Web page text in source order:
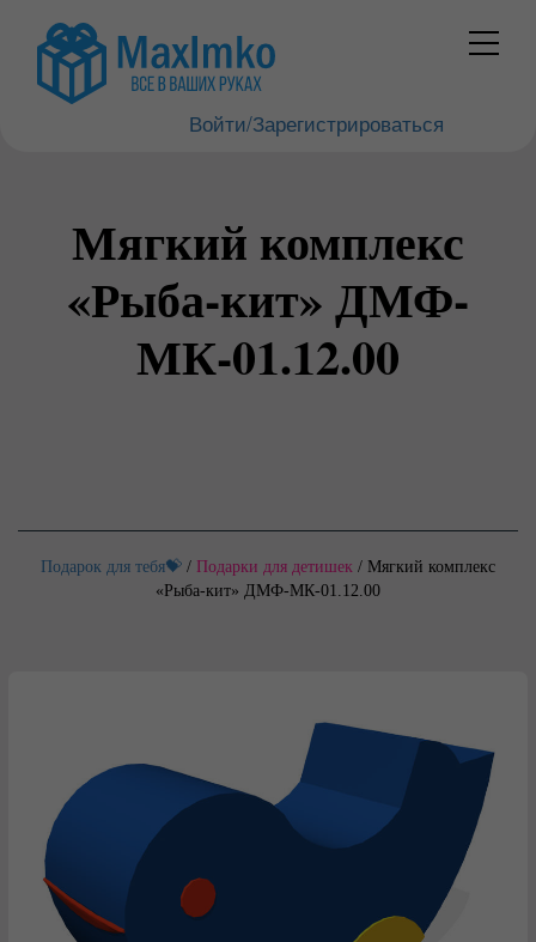
Войти/Зарегистрироваться
Мягкий комплекс
«Рыба-кит» ДМФ-
МК-01.12.00
Подарок для тебя💝 / Подарки для детишек / Мягкий комплекс
«Рыба-кит» ДМФ-МК-01.12.00